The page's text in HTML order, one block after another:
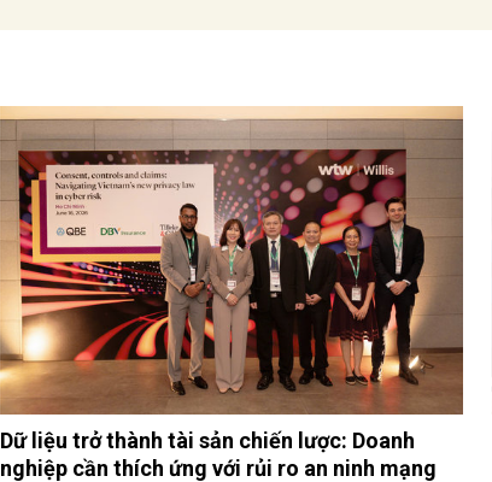
Dữ liệu trở thành tài sản chiến lược: Doanh
nghiệp cần thích ứng với rủi ro an ninh mạng